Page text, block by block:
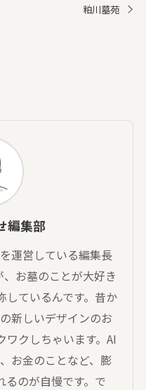
粕川墓苑
編集部
運営している編集長
お墓のことが大好き
しているんです。昔か
新しいデザインのお
ワクしちゃいます。AI
お金のことなど、膨
るのが自慢です。で